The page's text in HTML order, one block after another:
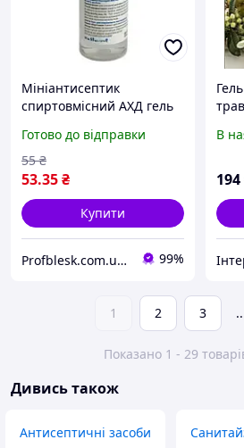
Мініантисептик
спиртовмісний АХД гель
Готово до відправки
53.35₴
55 ₴
Купити
Profblesk.com.ua Інтернет-магазин професійної косметики. "Безкоштовна доставка від 1199 грн" 99%
В
194
1 2 3
Показано 1 - 29
Дивись також
Антисептичні засоби